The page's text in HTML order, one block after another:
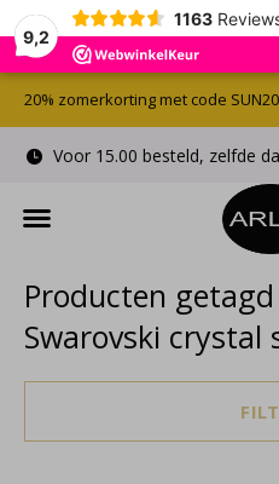
9,2
1163
Voor 15.00 besteld, zelfde dag
20% zomerkorting met code SUN20
Producten
Swarovski crystal